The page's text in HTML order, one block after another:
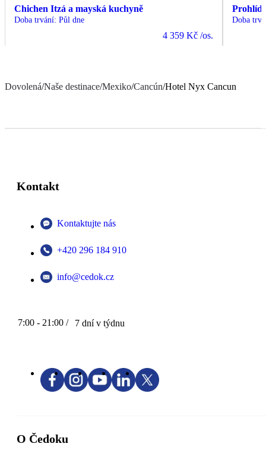
Chichen Itzá a mayská kuchyně
Doba trvání: Půl dne
4 359 Kč /os.
Doba
Dovolená/Naše destinace/Mexiko/Cancún/Hotel Nyx Cancun
Kontakt
Kontaktujte nás
+420 296 184 910
info@cedok.cz
7:00 - 21:00 / 7 dní v týdnu
O Čedoku